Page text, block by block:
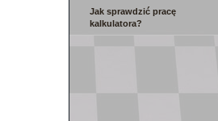
Jak sprawdzić pracę
kalkulatora?